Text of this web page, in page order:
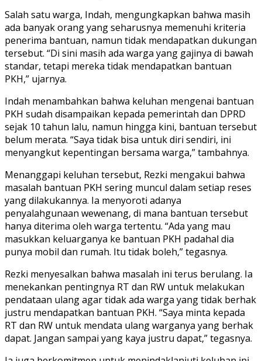
Salah satu warga, Indah, mengungkapkan bahwa masih
ada banyak orang yang seharusnya memenuhi kriteria
penerima bantuan, namun tidak mendapatkan dukungan
tersebut. “Di sini masih ada warga yang gajinya di bawah
standar, tetapi mereka tidak mendapatkan bantuan
PKH,” ujarnya.
Indah menambahkan bahwa keluhan mengenai bantuan
PKH sudah disampaikan kepada pemerintah dan DPRD
sejak 10 tahun lalu, namun hingga kini, bantuan tersebut
belum merata. “Saya tidak bisa untuk diri sendiri, ini
menyangkut kepentingan bersama warga,” tambahnya.
Menanggapi keluhan tersebut, Rezki mengakui bahwa
masalah bantuan PKH sering muncul dalam setiap reses
yang dilakukannya. Ia menyoroti adanya
penyalahgunaan wewenang, di mana bantuan tersebut
hanya diterima oleh warga tertentu. “Ada yang mau
masukkan keluarganya ke bantuan PKH padahal dia
punya mobil dan rumah. Itu tidak boleh,” tegasnya.
Rezki menyesalkan bahwa masalah ini terus berulang. Ia
menekankan pentingnya RT dan RW untuk melakukan
pendataan ulang agar tidak ada warga yang tidak berhak
justru mendapatkan bantuan PKH. “Saya minta kepada
RT dan RW untuk mendata ulang warganya yang berhak
dapat. Jangan sampai yang kaya justru dapat,” tegasnya.